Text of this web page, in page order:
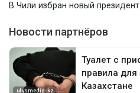
В Чили избран новый президент